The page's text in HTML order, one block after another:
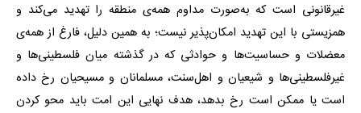
غیرقانونی است که به‌صورت مداوم همه‌ی منطقه را تهدید می‌کند و
همزیستی با این تهدید امکان‌پذیر نیست؛ به همین دلیل، فارغ از همه‌ی
معضلات و حساسیت‌ها و حوادثی که در گذشته میان فلسطینی‌ها و
غیرفلسطینی‌ها و شیعیان و اهل‌سنت، مسلمانان و مسیحیان رخ داده
است یا ممکن است رخ بدهد، هدف نهایی این امت باید محو کردن